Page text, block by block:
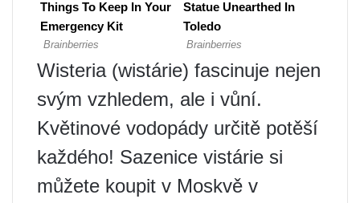
Wisteria (wistárie) fascinuje nejen
svým vzhledem, ale i vůní.
Květinové vodopády určitě potěší
každého! Sazenice vistárie si
můžete koupit v Moskvě v